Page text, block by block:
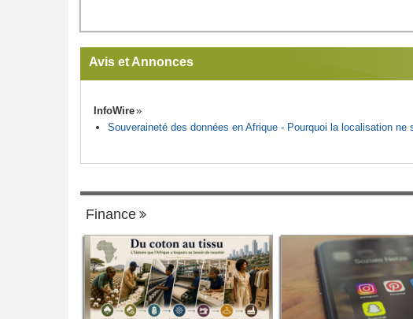
Avis et Annonces
InfoWire
Souveraineté des données en Afrique - Pourquoi la localisation ne
Finance